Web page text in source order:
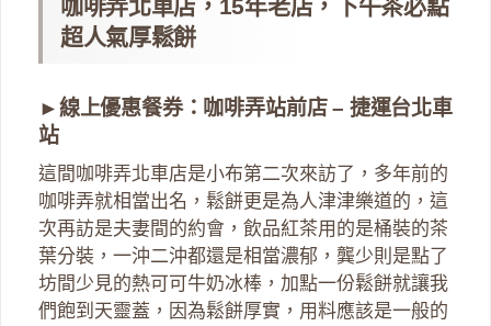
咖啡弄北車店，15年老店，下午茶必點
超人氣厚鬆餅
►線上優惠餐券：咖啡弄站前店 – 捷運台北車
站
這間咖啡弄北車店是小布第二次來訪了，多年前的
咖啡弄就相當出名，鬆餅更是為人津津樂道的，這
次再訪是夫妻間的約會，飲品紅茶用的是桶裝的茶
葉分裝，一沖二沖都還是相當濃郁，龔少則是點了
坊間少見的熱可可牛奶冰棒，加點一份鬆餅就讓我
們飽到天靈蓋，因為鬆餅厚實，用料應該是一般的